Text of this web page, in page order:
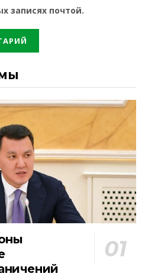
записях почтой.